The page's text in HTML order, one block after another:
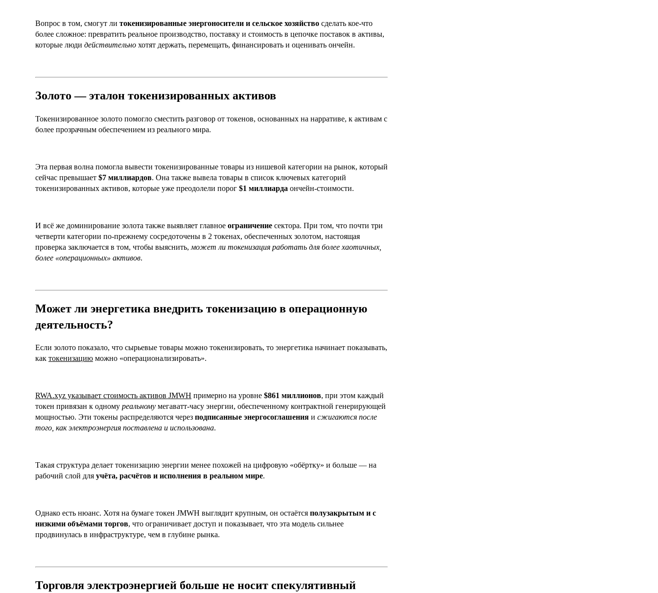
Вопрос в том, смогут ли токенизированные энергоносители и сельское хозяйство сделать кое-что
более сложное: превратить реальное производство, поставку и стоимость в цепочке поставок в активы,
которые люди действительно хотят держать, перемещать, финансировать и оценивать ончейн.
Золото — эталон токенизированных активов
Токенизированное золото помогло сместить разговор от токенов, основанных на нарративе, к активам с
более прозрачным обеспечением из реального мира.
Эта первая волна помогла вывести токенизированные товары из нишевой категории на рынок, который
сейчас превышает $7 миллиардов. Она также вывела товары в список ключевых категорий
токенизированных активов, которые уже преодолели порог $1 миллиарда ончейн-стоимости.
И всё же доминирование золота также выявляет главное ограничение сектора. При том, что почти три
четверти категории по-прежнему сосредоточены в 2 токенах, обеспеченных золотом, настоящая
проверка заключается в том, чтобы выяснить, может ли токенизация работать для более хаотичных,
более «операционных» активов.
Может ли энергетика внедрить токенизацию в операционную
деятельность?
Если золото показало, что сырьевые товары можно токенизировать, то энергетика начинает показывать,
как токенизацию можно «операционализировать».
RWA.xyz указывает стоимость активов JMWH примерно на уровне $861 миллионов, при этом каждый
токен привязан к одному реальному мегаватт-часу энергии, обеспеченному контрактной генерирующей
мощностью. Эти токены распределяются через подписанные энергосоглашения и сжигаются после
того, как электроэнергия поставлена и использована.
Такая структура делает токенизацию энергии менее похожей на цифровую «обёртку» и больше — на
рабочий слой для учёта, расчётов и исполнения в реальном мире.
Однако есть нюанс. Хотя на бумаге токен JMWH выглядит крупным, он остаётся полузакрытым и с
низкими объёмами торгов, что ограничивает доступ и показывает, что эта модель сильнее
продвинулась в инфраструктуре, чем в глубине рынка.
Торговля электроэнергией больше не носит спекулятивный